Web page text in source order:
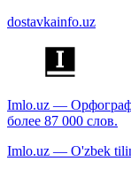
dostavkainfo.uz
Imlo.uz —
более 87 000 слов.
Imlo.uz — O'zbek